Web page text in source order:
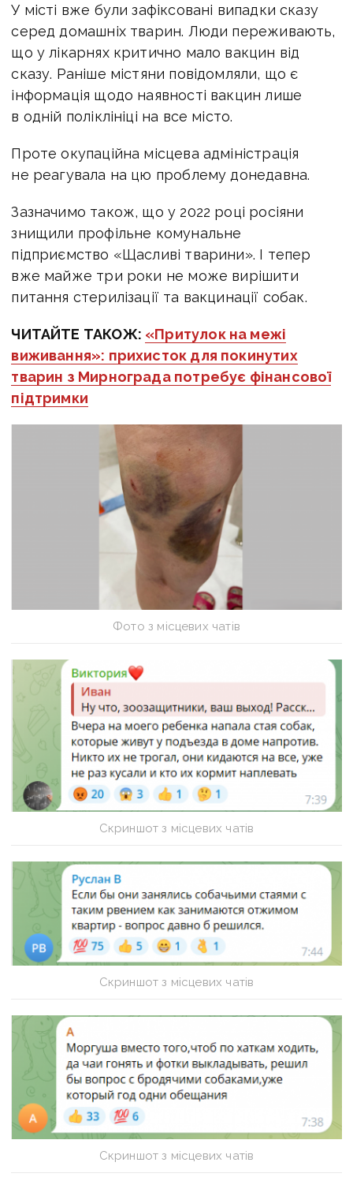
У місті вже були зафіксовані випадки сказу
серед домашніх тварин. Люди переживають,
що у лікарнях критично мало вакцин від
сказу. Раніше містяни повідомляли, що є
інформація щодо наявності вакцин лише
в одній поліклініці на все місто.
Проте окупаційна місцева адміністрація
не реагувала на цю проблему донедавна.
Зазначимо також, що у 2022 році росіяни
знищили профільне комунальне
підприємство «Щасливі тварини». І тепер
вже майже три роки не може вирішити
питання стерилізації та вакцинації собак.
ЧИТАЙТЕ ТАКОЖ: «Притулок на межі
виживання»: прихисток для покинутих
тварин з Мирнограда потребує фінансової
підтримки
Фото з місцевих чатів
Скриншот з місцевих чатів
Скриншот з місцевих чатів
Скриншот з місцевих чатів